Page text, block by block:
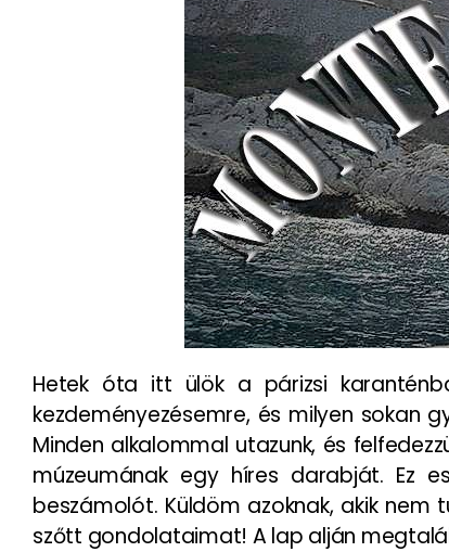
Hetek óta itt ülök a párizsi
kezdeményezésemre, és milyen sokan
Minden alkalommal utazunk, és
múzeumának egy híres darabját. Ez
beszámolót. Küldöm azoknak, akik nem
szőtt gondolataimat! A lap alján